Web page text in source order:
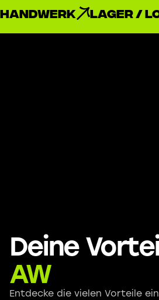
Handwerk Lager /
Deine
AW
Entdecke die vielen Vorteile